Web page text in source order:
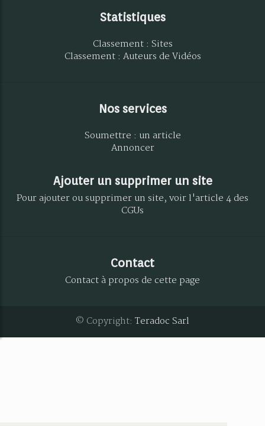
Statistiques
Classement : Sites
Classement : Auteurs de Vidéos
Nos services
Soumettre : un article
Annoncer
Ajouter un supprimer un site
Pour ajouter ou supprimer un site, voir l'article 4 des
CGUs
Contact
Contact à propos de cette page
© Copyright: Teradoc Sarl